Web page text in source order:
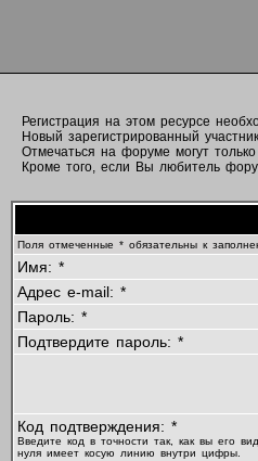
Регистрация на этом ресурсе
Новый зарегистрированный
Отмечаться на форуме могут
Кроме того, если Вы любитель
Поля отмеченные * обязательны к
Имя: *
Адрес e-mail: *
Пароль: *
Подтвердите пароль: *
Код подтверждения: *
Введите код в точности так, как вы его
нуля имеет косую линию внутри цифры.